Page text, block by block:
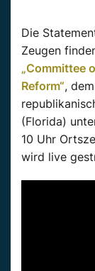
Die
Zeugen
„Committee
Reform“,
(Florida)
10 Uhr
wird live